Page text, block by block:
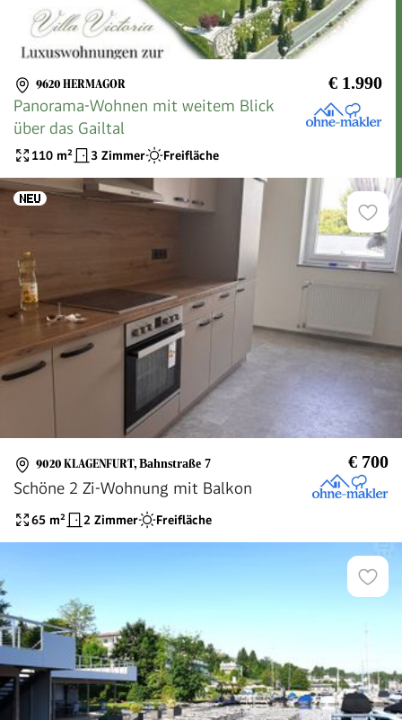
9620 HERMAGOR € 1.990
Panorama-Wohnen mit weitem Blick
über das Gailtal
110 m² 3 Zimmer Freifläche
9020 KLAGENFURT, Bahnstraße 7 € 700
Schöne 2 Zi-Wohnung mit Balkon
65 m² 2 Zimmer Freifläche